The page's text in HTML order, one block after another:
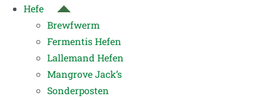
Hefe
Brewfwerm
Fermentis Hefen
Lallemand Hefen
Mangrove Jack’s
Sonderposten